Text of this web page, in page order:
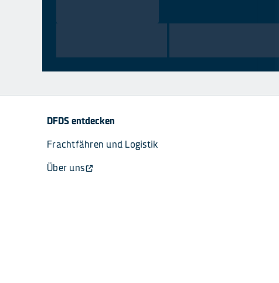
DFDS entdecken
Frachtfähren und Logistik
Über uns